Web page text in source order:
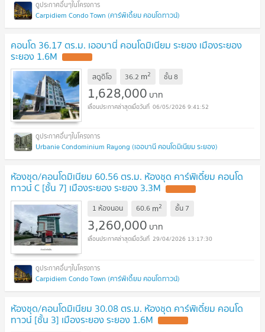
Carpidiem Condo Town (คาร์พิเดี้ยม คอนโดทาวน์)
คอนโด 36.17 ตร.ม. เออบานี่ คอนโดมิเนียม ระยอง เมืองระยอง
ระยอง 1.6M
สตูดิโอ 36.2 m2 ชั้น8
1,628,000 บาท
06/05/2026 9:41:52
Urbanie Condominium Rayong (เออบานี คอนโดมิเนียม ระยอง)
ห้องชุด/คอนโดมิเนียม 60.56 ตร.ม. ห้องชุด คาร์พิเดี้ยม คอนโด
ทาวน์ C [ชั้น 7] เมืองระยอง ระยอง 3.3M
1 ห้องนอน 60.6 m2 ชั้น 7
3,260,000 บาท
29/04/2026 13:17:30
Carpidiem Condo Town (คาร์พิเดี้ยม คอนโดทาวน์)
ห้องชุด/คอนโดมิเนียม 30.08 ตร.ม. ห้องชุด คาร์พิเดี้ยม คอนโด
ทาวน์ [ชั้น 3] เมืองระยอง ระยอง 1.6M